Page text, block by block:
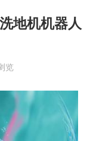
地机机器人
览